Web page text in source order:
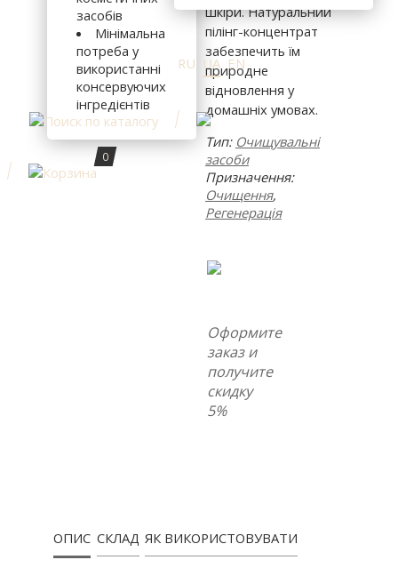
RU UA EN
0
засобів
Мінімальна
потреба у
використанні
консервуючих
інгредієнтів
шкіри. Натуральний
пілінг-концентрат
забезпечить їм
природне
відновлення у
домашніх умовах.
Тип: Очищувальні
засоби
Призначення:
Очищення,
Регенерація
Оформите
заказ и
получите
скидку
5%
ОПИС СКЛАД ЯК ВИКОРИСТОВУВАТИ